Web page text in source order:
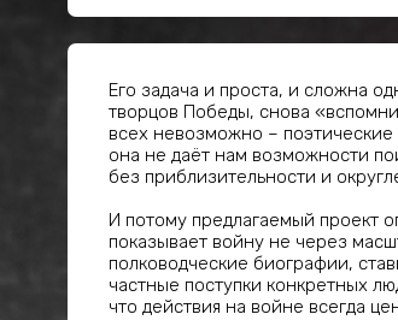
Его задача и проста, и сложна
творцов Победы, снова
всех невозможно –
она не даёт нам возможности
без приблизительности и
И потому предлагаемый проект
показывает войну не через
полководческие биографии,
частные поступки конкретных
что действия на войне всегда